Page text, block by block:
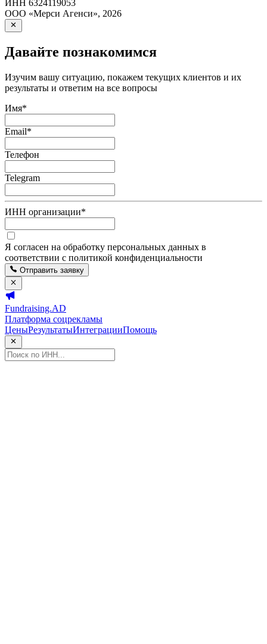
ИНН 6324119053
ООО «Мерси Агенси», 2026
Давайте познакомимся
Изучим вашу ситуацию, покажем текущих клиентов и их
результаты и ответим на все вопросы
Имя*
Email*
Телефон
Telegram
ИНН организации*
Я согласен на обработку персональных данных в
соответствии с политикой конфиденциальности
Отправить заявку
Fundraising.AD
Платформа соцрекламы
ЦеныРезультатыИнтеграцииПомощь